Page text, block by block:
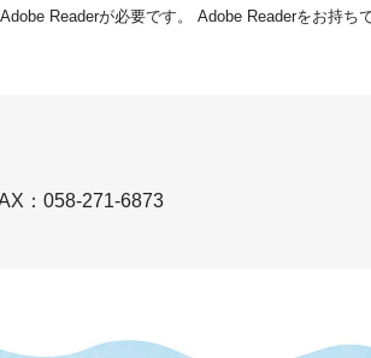
Readerが必要です。
Adobe Readerをお持ち
：058-271-6873